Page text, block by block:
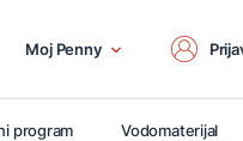
Moj Penny
program Vodomaterijal